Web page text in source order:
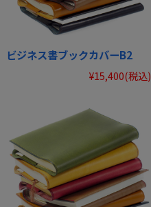
ビジネス書ブックカバーB2
¥15,400(税込)